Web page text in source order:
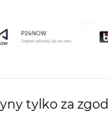
tylko za